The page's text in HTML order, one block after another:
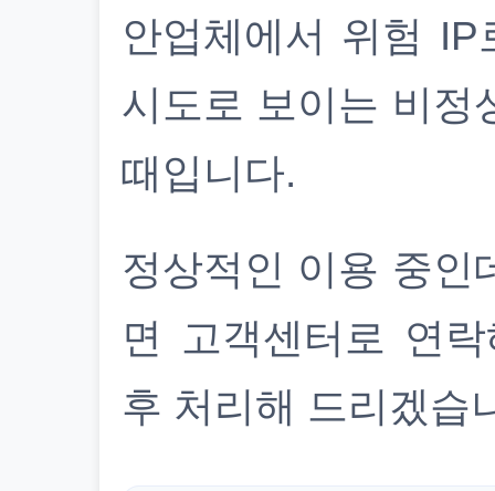
안업체에서 위험
시도로 보이는 비정
때입니다.
정상적인 이용 중인
면 고객센터로 연
후 처리해 드리겠습